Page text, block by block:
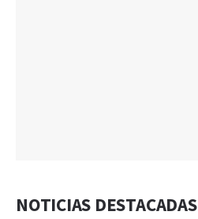
NOTICIAS DESTACADAS